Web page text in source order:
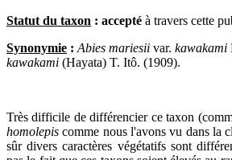
Statut du taxon : accepté à travers cette
Synonymie : Abies mariesii var. kawakami
kawakami (Hayata) T. Itô. (1909).
Très difficile de différencier ce taxon
homolepis comme nous l'avons vu dans la
sûr divers caractères végétatifs sont